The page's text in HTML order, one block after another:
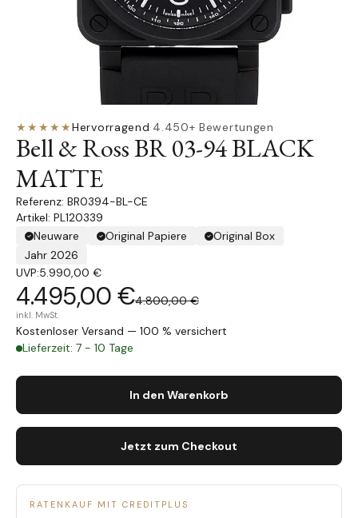
★★★★★Hervorragend·4.450+ Bewertungen
Bell & Ross BR 03-94 BLACK
MATTE
BR0394-BL-CE
Artikel: PL120339
Neuware
Original Papiere
Original Box
Jahr 2026
UVP:5.990,00 €
4.495,00 €4.800,00 €
inkl. MwSt.
Kostenloser Versand — 100 % versichert
Lieferzeit: 7 - 10 Tage
In den Warenkorb
Jetzt zum Checkout
RATENKAUF MIT CREDITPLUS